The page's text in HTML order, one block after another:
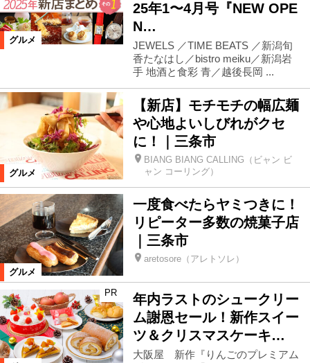
グルメ
25年1〜4月号『NEW OPE
N…
JEWELS ／TIME BEATS ／新潟旬
香たなはし／bistro meiku／新潟岩
手 地酒と食彩 青／越後長岡 ...
グルメ
【新店】モチモチの幅広麺
や心地よいしびれがクセ
に！｜三条市
BIANG BIANG CALLING（ビャン ビ
ャン コーリング）
グルメ
一度食べたらヤミつきに！
リピーター多数の焼菓子店
｜三条市
aretosore（アレトソレ）
PR
年内ラストのシュークリー
ム謝恩セール！新作スイー
ツ＆クリスマスケーキ…
大阪屋 新作『りんごのプレミアム